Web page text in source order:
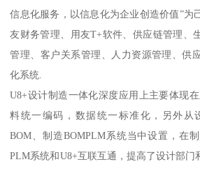
信息化服务，以信息化为企业创造价值”为
友财务管理、用友T+软件、供应链管理、
管理、客户关系管理、人力资源管理、供
化系统.
U8+设计制造一体化深度应用上主要体现
料统一编码，数据统一标准化，另外从
BOM、制造BOMPLM系统当中设置，在
PLM系统和U8+互联互通，提高了设计部门